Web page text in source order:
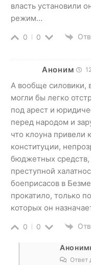
власть установили
режим…
0 0
Аноним
А вообще силовики,
могли бы легко
под арест и
перед народом и
что клоуна привели
конституции,
бюджетных средств,
преступной
боеприсасов в
прокатило, только
которых он
0 0
Ответ